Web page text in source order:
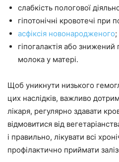
слабкість пологової
гіпотонічні кровотечі при
асфіксія новонародженого;
гіпогалактія або
молока у матері.
Щоб уникнути низького
цих наслідків, важливо
лікаря, регулярно здавати
відмовитися від
і правильно, лікувати всі
профілактично приймати